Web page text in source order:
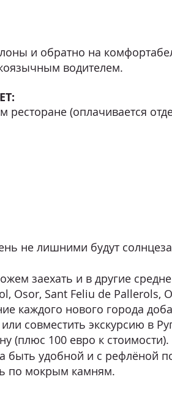
и обратно на
водителем.
ресторане (оплачивается
не лишними будут
заехать и в другие
Osor, Sant Feliu de Pallerols,
каждого нового города
совместить экскурсию в
(плюс 100 евро к стоимости).
быть удобной и с рефлёной
по мокрым камням.